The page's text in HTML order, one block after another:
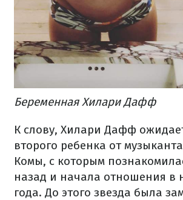
Беременная Хилари Дафф
К слову, Хилари Дафф
второго ребенка от
Комы, с которым
назад и начала отношения в
года. До этого звезда была